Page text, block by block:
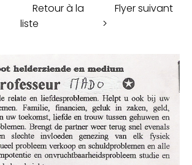
Retour à la
liste
Flyer suivant
>